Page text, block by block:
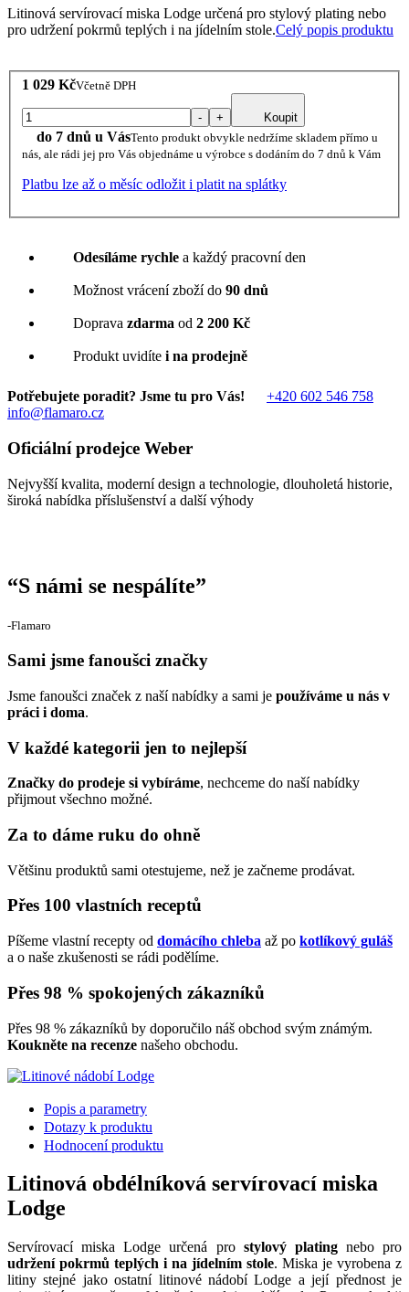
Litinová servírovací miska Lodge určená pro stylový plating nebo
pro udržení pokrmů teplých i na jídelním stole.Celý popis produktu
1 029 KčVčetně DPH
- + Koupit
do 7 dnů u VásTento produkt obvykle nedržíme skladem přímo u
nás, ale rádi jej pro Vás objednáme u výrobce s dodáním do 7 dnů k Vám
Platbu lze až o měsíc odložit i platit na splátky
Odesíláme rychle a každý pracovní den
Možnost vrácení zboží do 90 dnů
Doprava zdarma od 2 200 Kč
Produkt uvidíte i na prodejně
Potřebujete poradit? Jsme tu pro Vás!
+420 602 546 758
info@flamaro.cz
Oficiální prodejce Weber
Nejvyšší kvalita, moderní design a technologie, dlouholetá historie,
široká nabídka příslušenství a další výhody
“S námi se nespálíte”
‐Flamaro
Sami jsme fanoušci značky
Jsme fanoušci značek z naší nabídky a sami je používáme u nás v
práci i doma.
V každé kategorii jen to nejlepší
Značky do prodeje si vybíráme, nechceme do naší nabídky
přijmout všechno možné.
Za to dáme ruku do ohně
Většinu produktů sami otestujeme, než je začneme prodávat.
Přes 100 vlastních receptů
Píšeme vlastní recepty od domácího chleba až po kotlíkový guláš
a o naše zkušenosti se rádi podělíme.
Přes 98 % spokojených zákazníků
Přes 98 % zákazníků by doporučilo náš obchod svým známým.
Koukněte na recenze našeho obchodu.
Popis a parametry
Dotazy k produktu
Hodnocení produktu
Litinová obdélníková servírovací miska
Lodge
Servírovací miska Lodge určená pro stylový platingnebo pro
udržení pokrmů teplých i na jídelním stole. Miska je vyrobena z
litiny stejné jako ostatní litinové nádobí Lodge a její přednost je